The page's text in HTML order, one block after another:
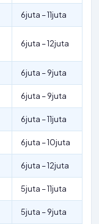
6juta – 11juta
6juta – 12juta
6juta – 9juta
6juta – 9juta
6juta – 11juta
6juta – 10juta
6juta – 12juta
5juta – 11juta
5juta – 9juta